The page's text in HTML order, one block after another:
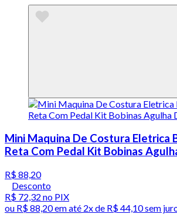
Mini Maquina De Costura Eletrica
Reta Com Pedal Kit Bobinas
R$ 88,20
Desconto
R$ 72,32 no PIX
ou R$ 88,20em até 2x de R$ 44,10 sem